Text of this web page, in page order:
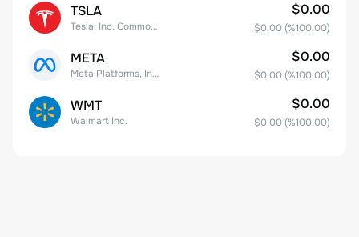
TSLA
Tesla, Inc. Common Stock
$0.00
$0.00 (%100.00)
META
Meta Platforms, Inc. Class A Common Stock
$0.00
$0.00 (%100.00)
WMT
Walmart Inc.
$0.00
$0.00 (%100.00)